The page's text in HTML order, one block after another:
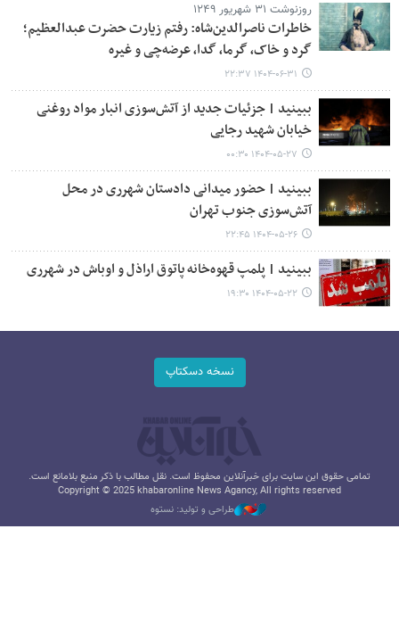
روزنوشت ۳۱ شهریور ۱۲۴۹
خاطرات ناصرالدین‌شاه: رفتم زیارت حضرت عبدالعظیم؛
گرد و خاک، گرما، گدا، عرضه‌چی و غیره
۱۴۰۴-۰۶-۳۱ ۲۲:۳۷
ببینید | جزئیات جدید از آتش‌سوزی انبار مواد روغنی
خیابان شهید رجایی
۱۴۰۴-۰۵-۲۷ ۰۰:۳۰
ببینید | حضور میدانی دادستان شهرری در محل
آتش‌سوزی جنوب تهران
۱۴۰۴-۰۵-۲۶ ۲۲:۴۵
ببینید | پلمپ قهوه‌خانه پاتوق اراذل و اوباش در شهرری
۱۴۰۴-۰۵-۲۲ ۱۹:۳۰
نسخه دسکتاپ
تمامی حقوق این سایت برای خبرآنلاین محفوظ است. نقل مطالب با ذکر منبع بلامانع است.
Copyright © 2025 khabaronline News Agancy, All rights reserved
طراحی و تولید: نستوه